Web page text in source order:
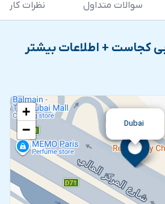
سوالات متداول نظرات
کجاست + اطلاعات بیشتر
Dubai
+
−